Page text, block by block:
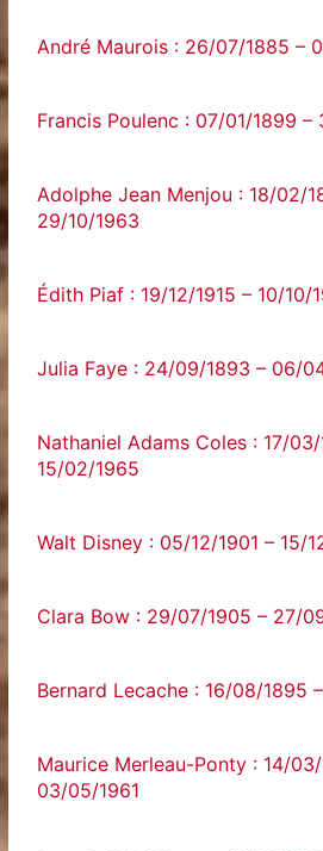
André Maurois : 26/07/1885 –
Francis Poulenc : 07/01/1899 –
Adolphe Jean Menjou : 18/02/
29/10/1963
Édith Piaf : 19/12/1915 – 10/10/
Julia Faye : 24/09/1893 – 06/
Nathaniel Adams Coles : 17/03/
15/02/1965
Walt Disney : 05/12/1901 – 15/
Clara Bow : 29/07/1905 – 27/
Bernard Lecache : 16/08/1895
Maurice Merleau-Ponty : 14/
03/05/1961